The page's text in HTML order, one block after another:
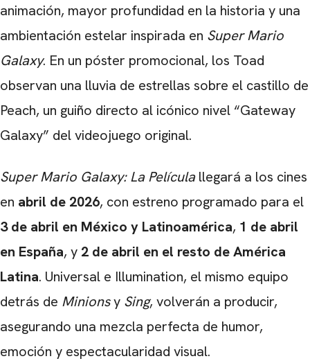
animación, mayor profundidad en la historia y una
ambientación estelar inspirada en Super Mario
Galaxy. En un póster promocional, los Toad
observan una lluvia de estrellas sobre el castillo de
Peach, un guiño directo al icónico nivel “Gateway
Galaxy” del videojuego original.
Super Mario Galaxy: La Películallegará a los cines
en abril de 2026, con estreno programado para el
3 de abril en México y Latinoamérica, 1 de abril
en España, y 2 de abril en el resto de América
Latina. Universal e Illumination, el mismo equipo
detrás de Minionsy Sing, volverán a producir,
asegurando una mezcla perfecta de humor,
emoción y espectacularidad visual.